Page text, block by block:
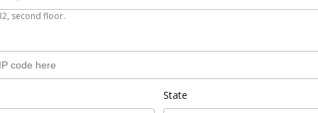
second floor.
State